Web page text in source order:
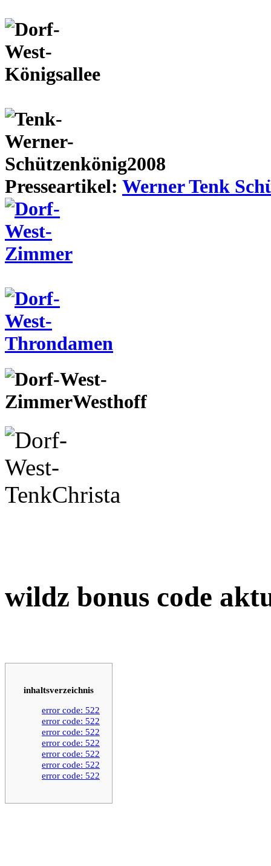
Presseartikel: Werner Tenk
wildz bonus code
inhaltsverzeichnis
error code: 522
error code: 522
error code: 522
error code: 522
error code: 522
error code: 522
error code: 522